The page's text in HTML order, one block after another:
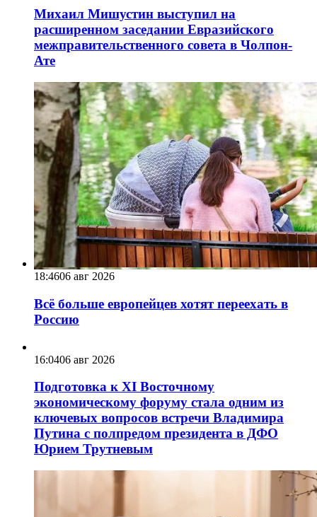
Михаил Мишустин выступил на
расширенном заседании Евразийского
межправительственного совета в Чолпон-
Ате
18:4606 авг 2026
Всё больше европейцев хотят переехать в
Россию
16:0406 авг 2026
Подготовка к XI Восточному
экономическому форуму стала одним из
ключевых вопросов встречи Владимира
Путина с полпредом президента в ДФО
Юрием Трутневым